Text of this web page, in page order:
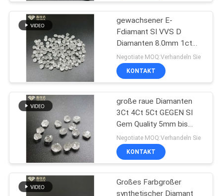
Zugelassenes
Laborgewachsene
Diamanten
Raue Diamanten
CVD
gewachsener E-
Fdiamant SI VVS D
Diamanten 8.0mm 1ct
2ct raues Labor farb
Negotiate MOQ:Verhandeln Sie
KONTAKT
große raue Diamanten
3Ct 4Ct 5Ct GEGEN SI
Gem Quality 5mm bis
20mm für Schmuck
Negotiate MOQ:Verhandeln Sie
KONTAKT
Großes Farbgroßer
synthetischer Diamant